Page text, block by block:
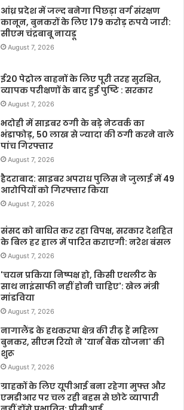
आंध्र प्रदेश में जल्द बनेगा पिछड़ा वर्ग संरक्षण
कानून, बुनकरों के लिए 179 करोड़ रुपये जारी:
सीएम चंद्रबाबू नायडू
August 7, 2026
ई20 पेट्रोल वाहनों के लिए पूरी तरह सुरक्षित,
व्यापक परीक्षणों के बाद हुई पुष्टि : सरकार
August 7, 2026
भदोही में साइबर ठगी के बड़े नेटवर्क का
भंडाफोड़, 50 लाख से ज्यादा की ठगी करने वाले
पांच गिरफ्तार
August 7, 2026
हैदराबाद: साइबर अपराध पुलिस ने जुलाई में 49
आरोपियों को गिरफ्तार किया
August 7, 2026
संसद को बाधित कर रहा विपक्ष, सरकार देशहित
के बिल हर हाल में पारित कराएगी: नरेश बंसल
August 7, 2026
'चयन प्रकिया निष्पक्ष हो, किसी एथलीट के
साथ नाइंसाफी नहीं होनी चाहिए': खेल मंत्री
मांडविया
August 7, 2026
नागालैंड के हथकरघा क्षेत्र की रीढ़ हैं महिला
बुनकर, सीएम रियो ने 'यार्न बैंक योजना' की
शुरू
August 7, 2026
ग्राहकों के लिए यूपीआई बना रहेगा मुफ्त और
एमडीआर पर चल रही बहस से छोटे व्यापारी